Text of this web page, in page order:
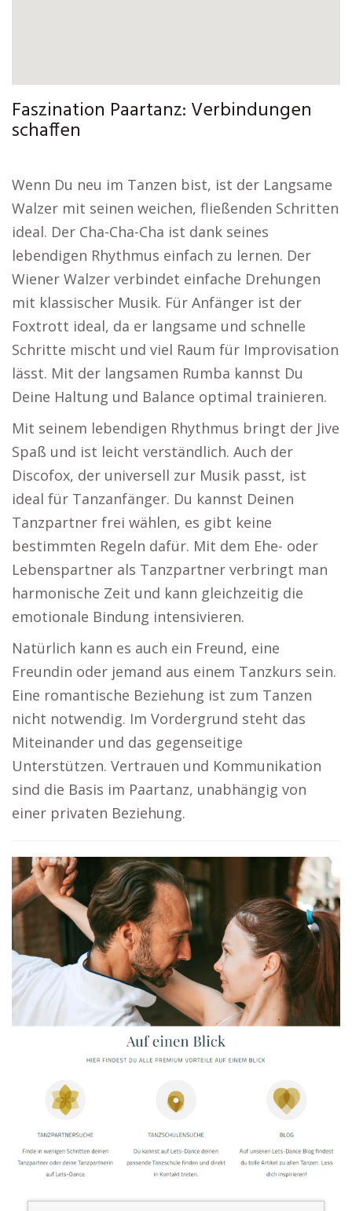
Faszination Paartanz: Verbindungen
schaffen
Wenn Du neu im Tanzen bist, ist der Langsame
Walzer mit seinen weichen, fließenden Schritten
ideal. Der Cha-Cha-Cha ist dank seines
lebendigen Rhythmus einfach zu lernen. Der
Wiener Walzer verbindet einfache Drehungen
mit klassischer Musik. Für Anfänger ist der
Foxtrott ideal, da er langsame und schnelle
Schritte mischt und viel Raum für Improvisation
lässt. Mit der langsamen Rumba kannst Du
Deine Haltung und Balance optimal trainieren.
Mit seinem lebendigen Rhythmus bringt der Jive
Spaß und ist leicht verständlich. Auch der
Discofox, der universell zur Musik passt, ist
ideal für Tanzanfänger. Du kannst Deinen
Tanzpartner frei wählen, es gibt keine
bestimmten Regeln dafür. Mit dem Ehe- oder
Lebenspartner als Tanzpartner verbringt man
harmonische Zeit und kann gleichzeitig die
emotionale Bindung intensivieren.
Natürlich kann es auch ein Freund, eine
Freundin oder jemand aus einem Tanzkurs sein.
Eine romantische Beziehung ist zum Tanzen
nicht notwendig. Im Vordergrund steht das
Miteinander und das gegenseitige
Unterstützen. Vertrauen und Kommunikation
sind die Basis im Paartanz, unabhängig von
einer privaten Beziehung.